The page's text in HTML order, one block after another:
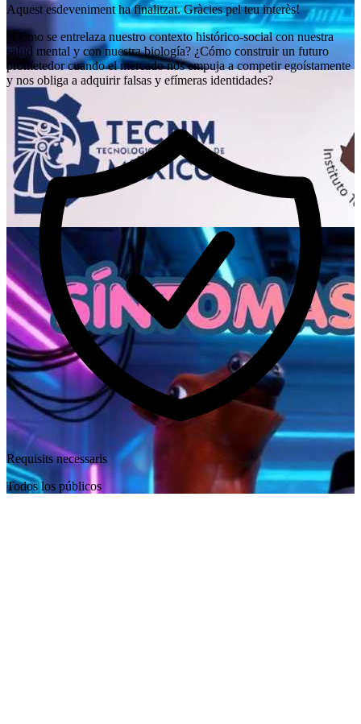
Aquest esdeveniment ha finalitzat. Gràcies pel teu interès!
¿Cómo se entrelaza nuestro contexto histórico-social con nuestra
salud mental y con nuestra biología? ¿Cómo construir un futuro
prometedor cuando el mercado nos empuja a competir egoístamente
y nos obliga a adquirir falsas y efímeras identidades?
Requisits necessaris
Todos los públicos